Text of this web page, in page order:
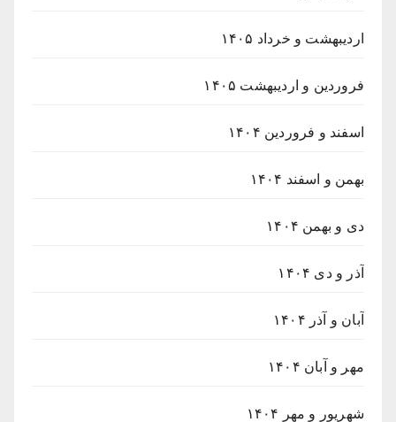
اردیبهشت و خرداد ۱۴۰۵
فروردین و اردیبهشت ۱۴۰۵
اسفند و فروردین ۱۴۰۴
بهمن و اسفند ۱۴۰۴
دی و بهمن ۱۴۰۴
آذر و دی ۱۴۰۴
آبان و آذر ۱۴۰۴
مهر و آبان ۱۴۰۴
شهریور و مهر ۱۴۰۴